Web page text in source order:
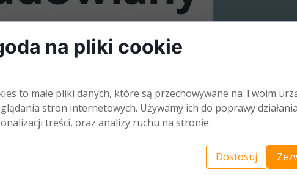
na pliki cookie
to małe pliki danych, które są przechowywane na Twoim
stron internetowych. Używamy ich do poprawy
treści, oraz analizy ruchu na stronie.
Dostosuj